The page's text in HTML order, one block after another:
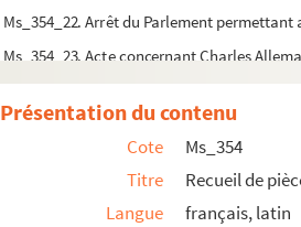
Ms_354_22. Arrêt du Parlement
Ms_354_23. Acte concernant Charles
Ms_354_24. « Contre Boniface Porces et
Ms_354_25. Procès-verbal d'arpentement.
Ms_354_26. Lettres patentes portant
Présentation du contenu
Cote
Ms_354
Titre
Recueil de
Langue
français, latin